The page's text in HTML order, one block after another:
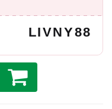
LIVNY88